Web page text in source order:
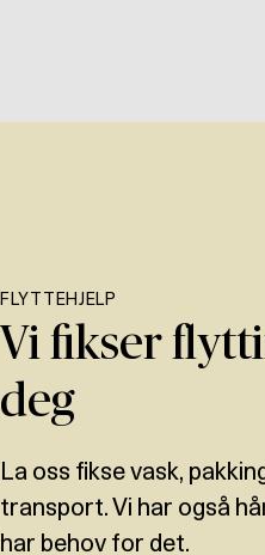
FLYTTEHJELP
Vi fikser
deg
La oss fikse vask,
transport. Vi har også
har behov for det.